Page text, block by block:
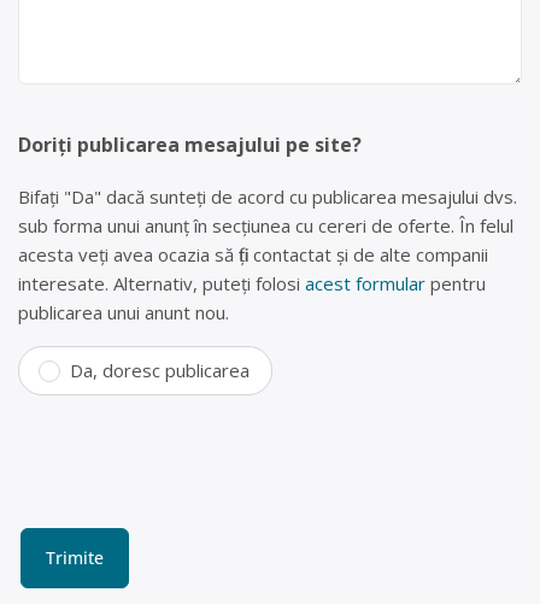
Doriți publicarea mesajului pe site?
Bifați "Da" dacă sunteți de acord cu publicarea mesajului dvs.
sub forma unui anunț în secțiunea cu cereri de oferte. În felul
acesta veți avea ocazia să fiți contactat și de alte companii
interesate. Alternativ, puteți folosi acest formular pentru
publicarea unui anunt nou.
Da, doresc publicarea